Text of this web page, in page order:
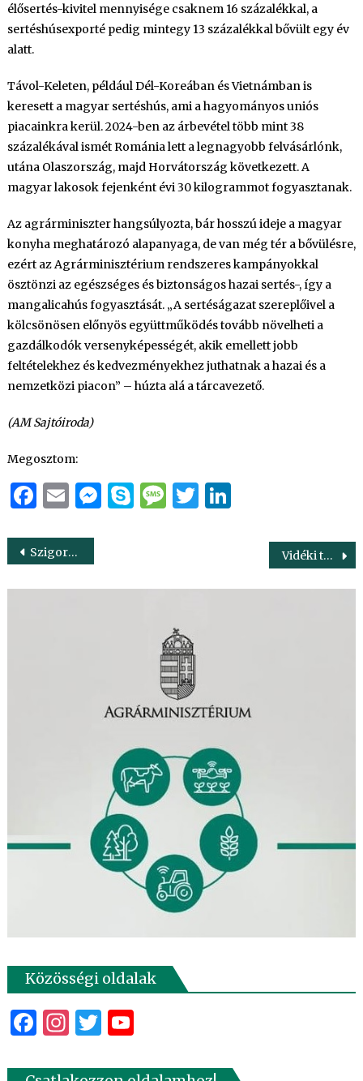
élősertés-kivitel mennyisége csaknem 16 százalékkal, a
sertéshúsexporté pedig mintegy 13 százalékkal bővült egy év
alatt.
Távol-Keleten, például Dél-Koreában és Vietnámban is
keresett a magyar sertéshús, ami a hagyományos uniós
piacainkra kerül. 2024-ben az árbevétel több mint 38
százalékával ismét Románia lett a legnagyobb felvásárlónk,
utána Olaszország, majd Horvátország következett. A
magyar lakosok fejenként évi 30 kilogrammot fogyasztanak.
Az agrárminiszter hangsúlyozta, bár hosszú ideje a magyar
konyha meghatározó alapanyaga, de van még tér a bővülésre,
ezért az Agrárminisztérium rendszeres kampányokkal
ösztönzi az egészséges és biztonságos hazai sertés-, így a
mangalicahús fogyasztását. „A sertéságazat szereplőivel a
kölcsönösen előnyös együttműködés tovább növelheti a
gazdálkodók versenyképességét, akik emellett jobb
feltételekhez és kedvezményekhez juthatnak a hazai és a
nemzetközi piacon” – húzta alá a tárcavezető.
(AM Sajtóiroda)
Megosztom:
Facebook
Email
Messenger
Skype
Message
Twitter
LinkedIn
Bejegyzés
navigáció
Szigorúbb szabályokkal kell megvédeni az európai rizstermesztést Vidéki turizmust segítő fejlesztésekkel is erősítjük a magyar falvakat
Közösségi oldalak
Facebook
Instagram
Twitter
YouTube